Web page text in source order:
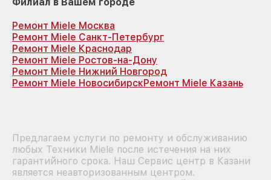
Ремонт Miele Москва
Ремонт Miele Санкт-Петербург
Ремонт Miele Краснодар
Ремонт Miele Ростов-на-Дону
Ремонт Miele Нижний Новгород
Ремонт Miele НовосибирскРемонт Miele Казань
Предлагаем услуги по ремонту и обслуживанию
любых Техники Miele после истечения на них
гарантийного срока. Наш Сервис центр в Казани
является неавторизованным центром.